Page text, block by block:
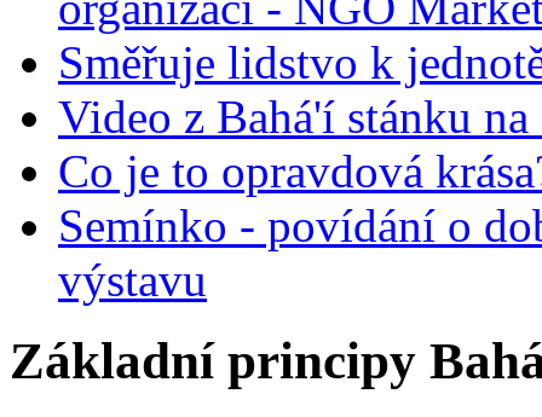
Směřuje lidstvo k
Video z Bahá'í stánku
Co je to opravdová
Semínko - povídání o
výstavu
Základní principy